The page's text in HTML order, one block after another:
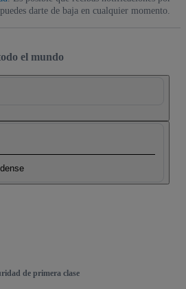
darte de baja en cualquier momento.
el mundo
de primera clase